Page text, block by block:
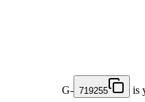
G- 719255 is